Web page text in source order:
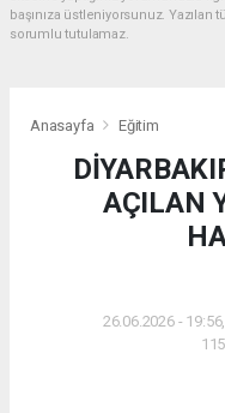
başınıza üstleniyorsunuz.
sorumlu tutulamaz.
Anasayfa Eğitim
AÇILAN
26.06.2026 -